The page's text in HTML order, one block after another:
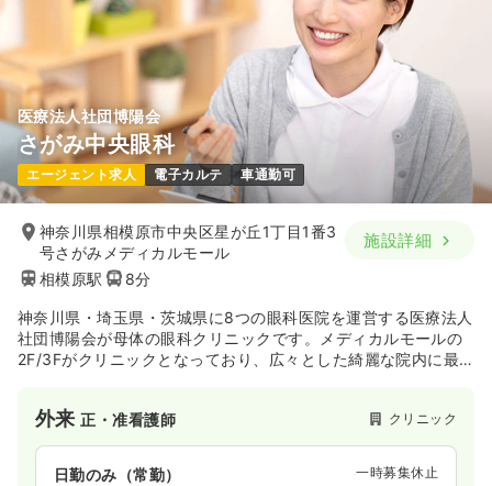
年間休日120日
月給37万円以上可
気になる 詳細を見る
外来 正看護師 一般病院
2交代（常勤） 一時募集休止
給与 28.1 万円/月 賞与85.2万円
※経験4年の例
時間 8:30～17:15
気になる 詳細を見る
日勤のみ（パート） 一時募集休止
給与 時給1,600円
医療法人社団博陽会
さがみ中央眼科
エージェント求人 電子カルテ 車通勤可
神奈川県相模原市中央区星が丘1丁目1番3
号さがみメディカルモール
相模原駅
8分
施設詳細
神奈川県・埼玉県・茨城県に8つの眼科医院を運営する医療法人
社団博陽会が母体の眼科クリニックです。メディカルモールの
2F/3Fがクリニックとなっており、広々とした綺麗な院内に最
外来正・准看護師 クリニック
日勤のみ（常勤） 一時募集休止